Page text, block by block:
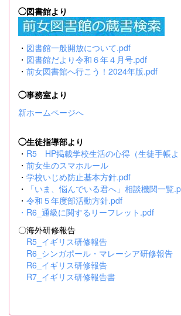
◯図書館より
・ 図書館一般開放について.pdf
・ 図書館だより令和６年４月号.pdf
・ 前女図書館へ行こう！2024年版.pdf
◯事務室より
新ホームページへ
◯生徒指導部より
・ R5 HP掲載学校生活の心得（生徒手帳
・ 前女生のスマホルール
・ 学校いじめ防止基本方針.pdf
・
「いま、悩んでいる君へ」相談機関一覧
・ 令和５年度部活動方針.pdf
・ R6_通級に関するリーフレット.pdf
〇海外研修報告
R5_イギリス研修報告
R6_シンガポール・マレーシア研修報告
R6_イギリス研修報告
R7_イギリス研修報告書